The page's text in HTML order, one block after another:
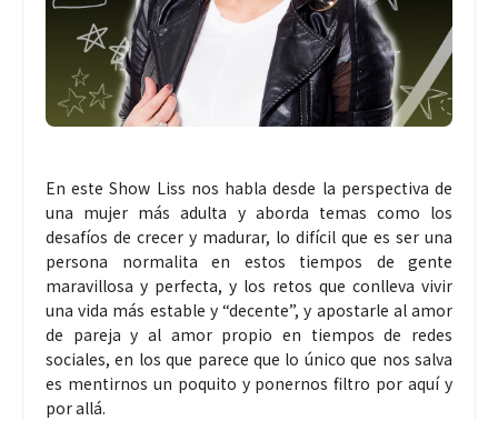
En este Show Liss nos habla desde la perspectiva de
una mujer más adulta y aborda temas como los
desafíos de crecer y madurar, lo difícil que es ser una
persona normalita en estos tiempos de gente
maravillosa y perfecta, y los retos que conlleva vivir
una vida más estable y “decente”, y apostarle al amor
de pareja y al amor propio en tiempos de redes
sociales, en los que parece que lo único que nos salva
es mentirnos un poquito y ponernos filtro por aquí y
por allá.